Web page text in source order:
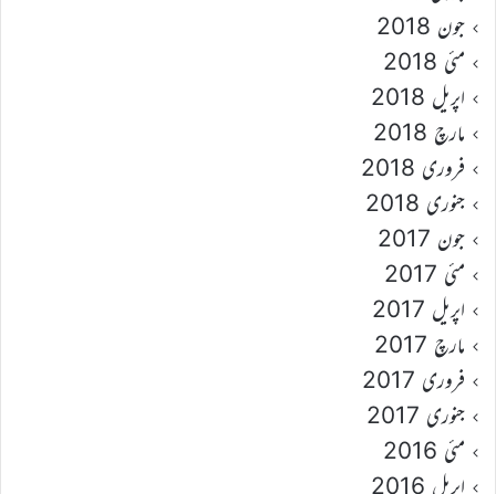
جون 2018
مئی 2018
اپریل 2018
مارچ 2018
فروری 2018
جنوری 2018
جون 2017
مئی 2017
اپریل 2017
مارچ 2017
فروری 2017
جنوری 2017
مئی 2016
اپریل 2016